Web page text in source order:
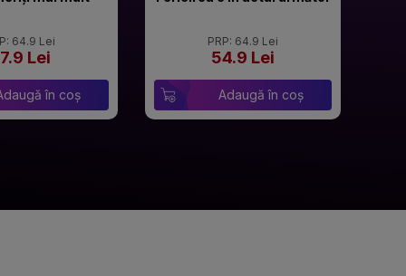
64.9 Lei
Lei
în coș
PRP: 64.9 Lei
54.9 Lei
Adaugă în coș